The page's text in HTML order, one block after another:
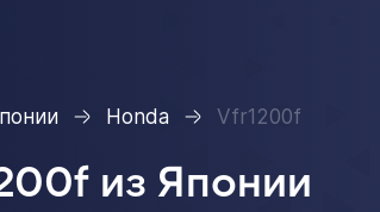
Honda Vfr1200f
из Японии